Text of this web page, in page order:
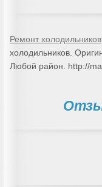
Ремонт холодильников
холодильников.
Любой район. http://